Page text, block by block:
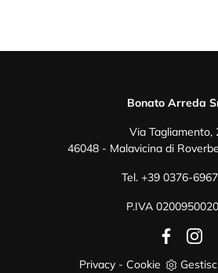
Bonato Arreda
Via Tagliamento,
46048 - Malavicina di
Tel. +39 0376-
P.IVA
Privacy - Cookie